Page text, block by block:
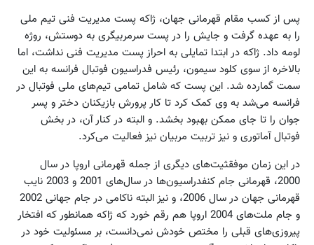
پس از کسب مقام قهرمانی جهان، ژاکه پست مدیریت فنی تیم ملی
را به عهده گرفت و جایش را در پست سرمربیگری به دوستش، روژه
لومه داد. ژاکه در ابتدا تمایلی به احراز پست مدیریت فنی نداشت، اما
بالاخره از سوی کلود سیمون، رئیس فدراسیون فوتبال فرانسه به این
سمت گمارده شد. این پست که شامل تمامی تیم‌های ملی فوتبال در
فرانسه می‌شد به وی کمک کرد تا کار پرورش بازیکنان دختر و پسر
جوان را تا جای ممکن بهبود بخشد. و البته در کنار آن، در بخش
فوتبال آماتوری و نیز تربیت مربیان نیز فعالیت می‌کرد.
در این زمان موفقثیت‌های دیگری از جمله قهرمانی اروپا در سال
2000، قهرمانی جام کنفدراسیون‌ها در سال‌های 2001 و 2003 نایب
قهرمانی جهان در سال 2006، و نیز البته ناکامی در جام جهانی 2002
و جام ملت‌های 2004 اروپا هم رقم خورد که ژاکه همانطور که افتخار
پیروزی‌های قبلی را مختص خودش نمی‌دانست، بر مسئولیت خود در